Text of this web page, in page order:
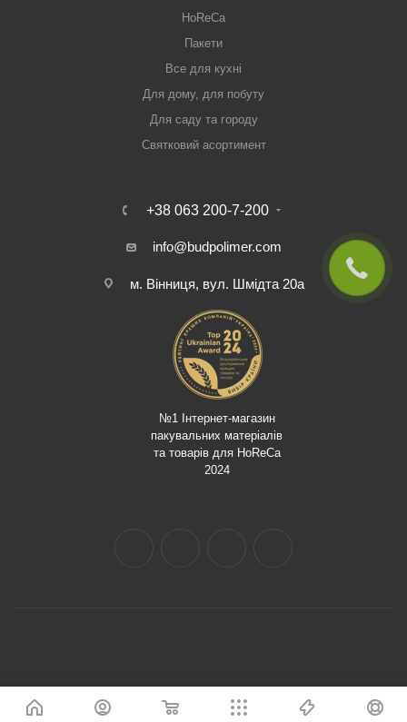
HoReCa
Пакети
Все для кухні
Для дому, для побуту
Для саду та городу
Святковий асортимент
+38 063 200-7-200
info@budpolimer.com
м. Вінниця, вул. Шмідта 20а
№1 Інтернет-магазин
пакувальних матеріалів
та товарів для HoReCa
2024